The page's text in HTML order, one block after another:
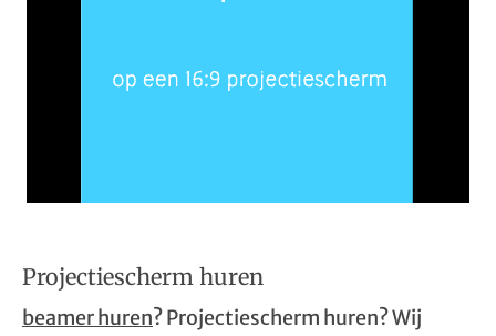
Projectiescherm huren
beamer huren? Projectiescherm huren? Wij